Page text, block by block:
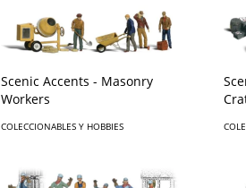
Scenic Accents - Masonry
Workers
COLECCIONABLES Y HOBBIES